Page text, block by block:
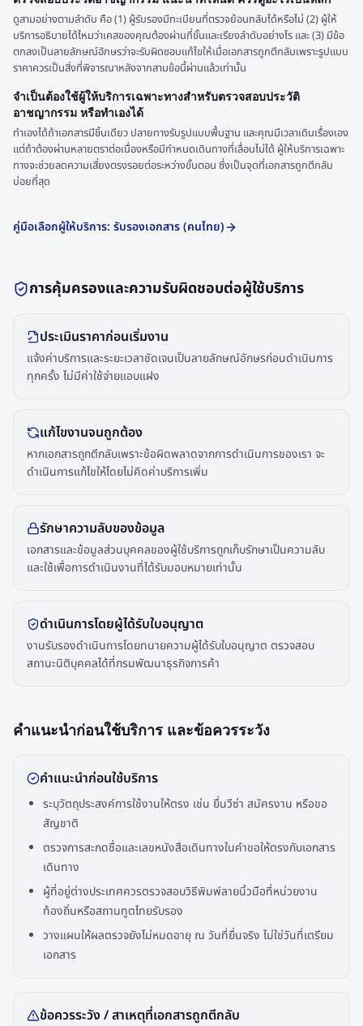
ดูสามอย่างตามลำดับ คือ (1) ผู้รับรองมีทะเบียนที่ตรวจย้อนกลับได้หรือไม่ (2) ผู้ให้
บริการอธิบายได้ไหมว่าเคสของคุณต้องผ่านกี่ขั้นและเรียงลำดับอย่างไร และ (3) มีข้อ
ตกลงเป็นลายลักษณ์อักษรว่าจะรับผิดชอบแก้ไขให้เมื่อเอกสารถูกตีกลับเพราะรูปแบบ
ราคาควรเป็นสิ่งที่พิจารณาหลังจากสามข้อนี้ผ่านแล้วเท่านั้น
จำเป็นต้องใช้ผู้ให้บริการเฉพาะทางสำหรับตรวจสอบประวัติ
อาชญากรรม หรือทำเองได้
ทำเองได้ถ้าเอกสารมีชิ้นเดียว ปลายทางรับรูปแบบพื้นฐาน และคุณมีเวลาเดินเรื่องเอง
แต่ถ้าต้องผ่านหลายตราต่อเนื่องหรือมีกำหนดเดินทางที่เลื่อนไม่ได้ ผู้ให้บริการเฉพาะ
ทางจะช่วยลดความเสี่ยงตรงรอยต่อระหว่างขั้นตอน ซึ่งเป็นจุดที่เอกสารถูกตีกลับ
บ่อยที่สุด
คู่มือเลือกผู้ให้บริการ: รับรองเอกสาร (คนไทย)
การคุ้มครองและความรับผิดชอบต่อผู้ใช้บริการ
ประเมินราคาก่อนเริ่มงาน
แจ้งค่าบริการและระยะเวลาชัดเจนเป็นลายลักษณ์อักษรก่อนดำเนินการ
ทุกครั้ง ไม่มีค่าใช้จ่ายแอบแฝง
แก้ไขงานจนถูกต้อง
หากเอกสารถูกตีกลับเพราะข้อผิดพลาดจากการดำเนินการของเรา จะ
ดำเนินการแก้ไขให้โดยไม่คิดค่าบริการเพิ่ม
รักษาความลับของข้อมูล
เอกสารและข้อมูลส่วนบุคคลของผู้ใช้บริการถูกเก็บรักษาเป็นความลับ
และใช้เพื่อการดำเนินงานที่ได้รับมอบหมายเท่านั้น
ดำเนินการโดยผู้ได้รับใบอนุญาต
งานรับรองดำเนินการโดยทนายความผู้ได้รับใบอนุญาต ตรวจสอบ
สถานะนิติบุคคลได้ที่กรมพัฒนาธุรกิจการค้า
คำแนะนำก่อนใช้บริการ และข้อควรระวัง
คำแนะนำก่อนใช้บริการ
ระบุวัตถุประสงค์การใช้งานให้ตรง เช่น ยื่นวีซ่า สมัครงาน หรือขอ
สัญชาติ
ตรวจการสะกดชื่อและเลขหนังสือเดินทางในคำขอให้ตรงกับเอกสาร
เดินทาง
ผู้ที่อยู่ต่างประเทศควรตรวจสอบวิธีพิมพ์ลายนิ้วมือที่หน่วยงาน
ท้องถิ่นหรือสถานทูตไทยรับรอง
วางแผนให้ผลตรวจยังไม่หมดอายุ ณ วันที่ยื่นจริง ไม่ใช่วันที่เตรียม
เอกสาร
ข้อควรระวัง / สาเหตุที่เอกสารถูกตีกลับ